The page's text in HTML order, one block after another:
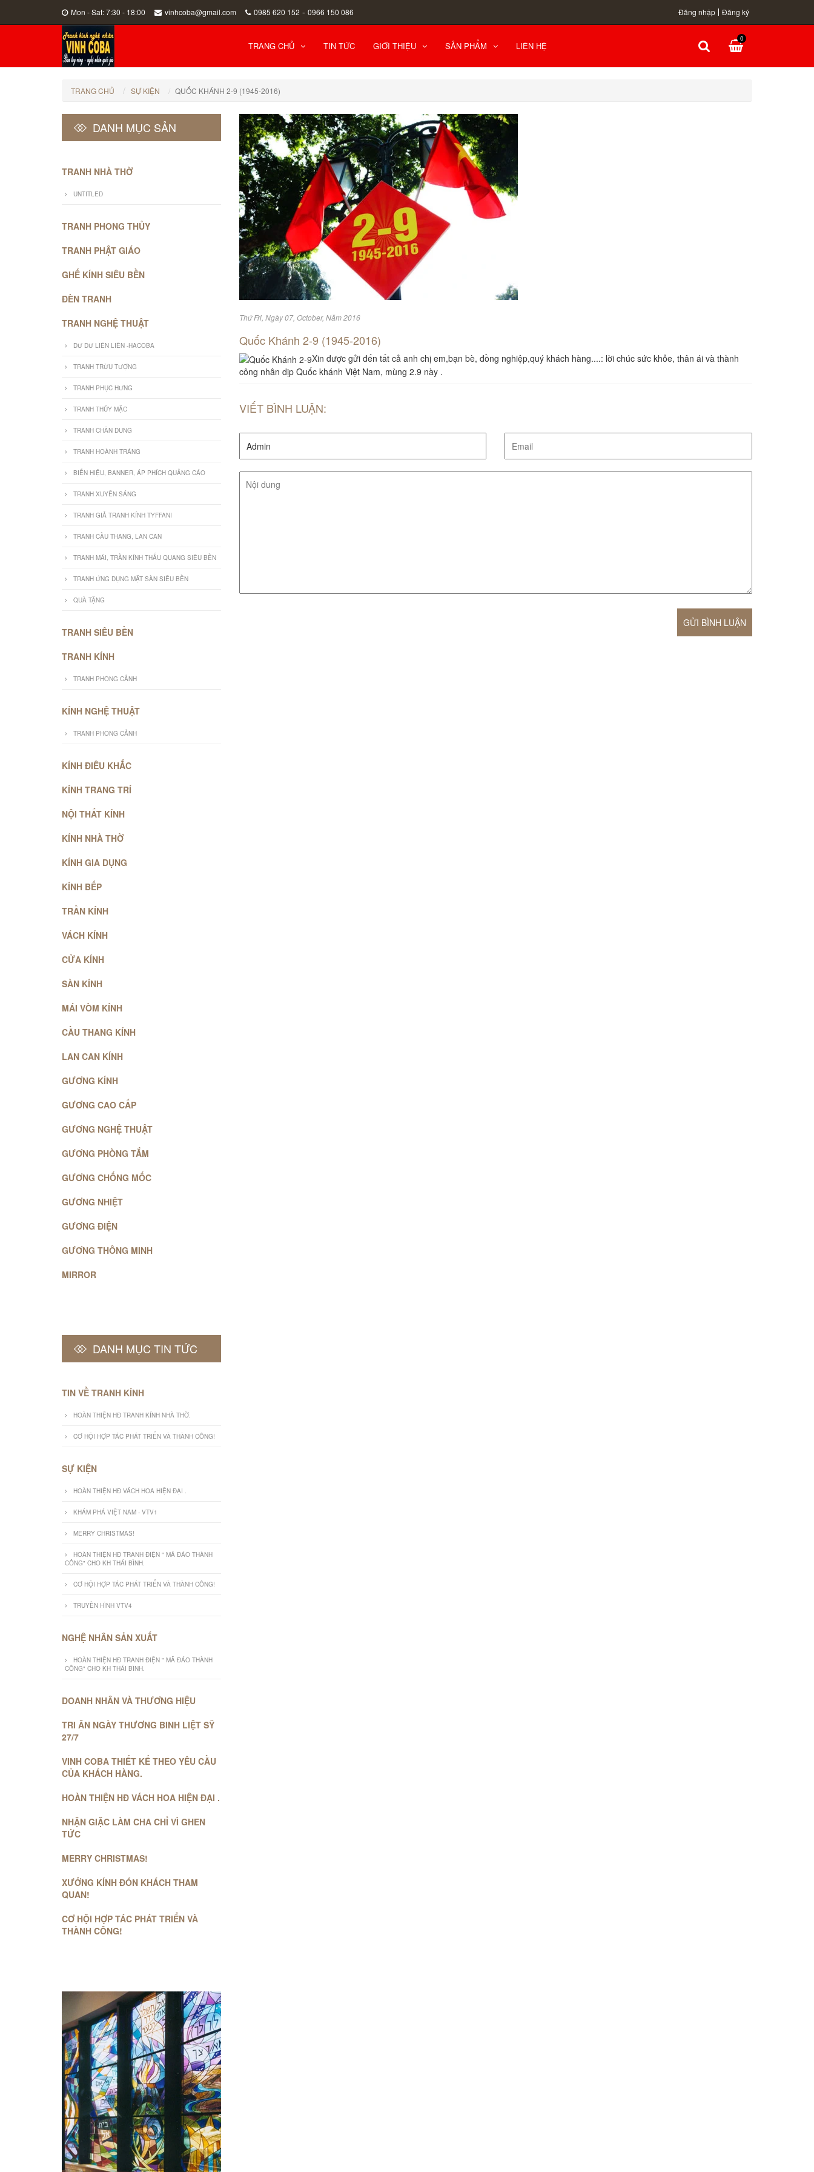
Mon - Sat: 7:30 - 18:00 vinhcoba@gmail.com 0985 620 152 - 0966 150 086 Đăng nhập Đăng ký
TRANG CHỦ TIN TỨC GIỚI THIỆU SẢN PHẨM LIÊN HỆ
0
TRANG CHỦ SỰ KIỆN QUỐC KHÁNH 2-9 (1945-2016)
Thứ Fri, Ngày 07, October, Năm 2016
Quốc Khánh 2-9 (1945-2016)
Xin được gửi đến tất cả anh chị em,bạn bè, đồng nghiệp,quý khách hàng....: lời chúc sức khỏe, thân ái và thành
công nhân dịp Quốc khánh Việt Nam, mùng 2.9 này .
VIẾT BÌNH LUẬN:
GỬI BÌNH LUẬN
DANH MỤC SẢN
TRANH NHÀ THỜ
UNTITLED
TRANH PHONG THỦY
TRANH PHẬT GIÁO
GHẾ KÍNH SIÊU BỀN
ĐÈN TRANH
TRANH NGHỆ THUẬT
DƯ DƯ LIÊN LIÊN -HACOBA
TRANH TRỪU TƯỢNG
TRANH PHỤC HƯNG
TRANH THỦY MẶC
TRANH CHÂN DUNG
TRANH HOÀNH TRÁNG
BIỂN HIỆU, BANNER, ÁP PHÍCH QUẢNG CÁO
TRANH XUYÊN SÁNG
TRANH GIẢ TRANH KÍNH TYFFANI
TRANH CẦU THANG, LAN CAN
TRANH MÁI, TRẦN KÍNH THẤU QUANG SIÊU BỀN
TRANH ỨNG DỤNG MẶT SÀN SIÊU BỀN
QUÀ TẶNG
TRANH SIÊU BỀN
TRANH KÍNH
TRANH PHONG CẢNH
KÍNH NGHỆ THUẬT
TRANH PHONG CẢNH
KÍNH ĐIÊU KHẮC
KÍNH TRANG TRÍ
NỘI THẤT KÍNH
KÍNH NHÀ THỜ
KÍNH GIA DỤNG
KÍNH BẾP
TRẦN KÍNH
VÁCH KÍNH
CỬA KÍNH
SÀN KÍNH
MÁI VÒM KÍNH
CẦU THANG KÍNH
LAN CAN KÍNH
GƯƠNG KÍNH
GƯƠNG CAO CẤP
GƯƠNG NGHỆ THUẬT
GƯƠNG PHÒNG TẮM
GƯƠNG CHỐNG MỐC
GƯƠNG NHIỆT
GƯƠNG ĐIỆN
GƯƠNG THÔNG MINH
MIRROR
DANH MỤC TIN TỨC
TIN VỀ TRANH KÍNH
HOÀN THIỆN HĐ TRANH KÍNH NHÀ THỜ.
CƠ HỘI HỢP TÁC PHÁT TRIỂN VÀ THÀNH CÔNG!
SỰ KIỆN
HOÀN THIỆN HĐ VÁCH HOA HIỆN ĐẠI .
KHÁM PHÁ VIỆT NAM - VTV1
MERRY CHRISTMAS!
HOÀN THIỆN HĐ TRANH ĐIỆN " MÃ ĐÁO THÀNH
CÔNG" CHO KH THÁI BÌNH.
CƠ HỘI HỢP TÁC PHÁT TRIỂN VÀ THÀNH CÔNG!
TRUYỀN HÌNH VTV4
NGHỆ NHÂN SẢN XUẤT
HOÀN THIỆN HĐ TRANH ĐIỆN " MÃ ĐÁO THÀNH
CÔNG" CHO KH THÁI BÌNH.
DOANH NHÂN VÀ THƯƠNG HIỆU
TRI ÂN NGÀY THƯƠNG BINH LIỆT SỸ
27/7
VINH COBA THIẾT KẾ THEO YÊU CẦU
CỦA KHÁCH HÀNG.
HOÀN THIỆN HĐ VÁCH HOA HIỆN ĐẠI .
NHẬN GIẶC LÀM CHA CHỈ VÌ GHEN
TỨC
MERRY CHRISTMAS!
XƯỞNG KÍNH ĐÓN KHÁCH THAM
QUAN!
CƠ HỘI HỢP TÁC PHÁT TRIỂN VÀ
THÀNH CÔNG!